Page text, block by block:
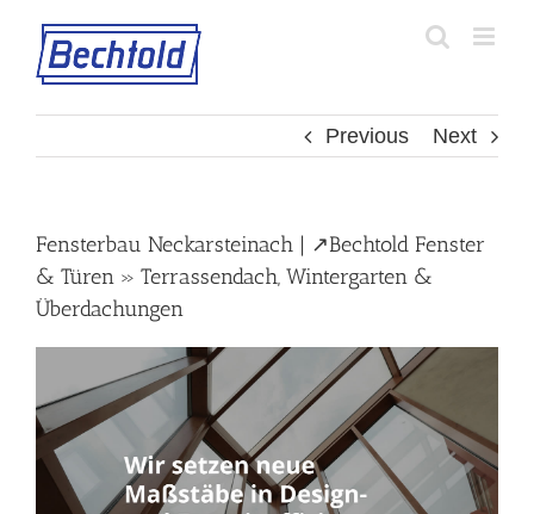
content
Previous Next
Fensterbau Neckarsteinach | ↗️Bechtold Fenster
& Türen » Terrassendach, Wintergarten &
Überdachungen